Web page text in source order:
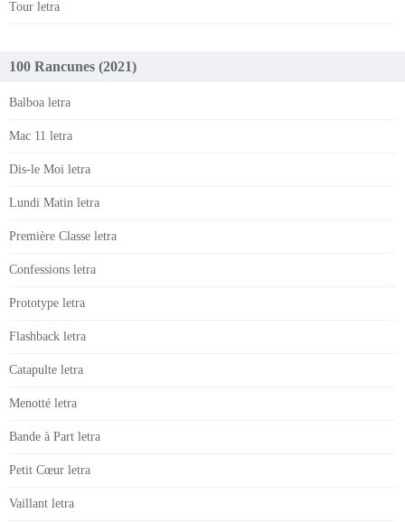
Tour letra
100 Rancunes (2021)
Balboa letra
Mac 11 letra
Dis-le Moi letra
Lundi Matin letra
Première Classe letra
Confessions letra
Prototype letra
Flashback letra
Catapulte letra
Menotté letra
Bande à Part letra
Petit Cœur letra
Vaillant letra